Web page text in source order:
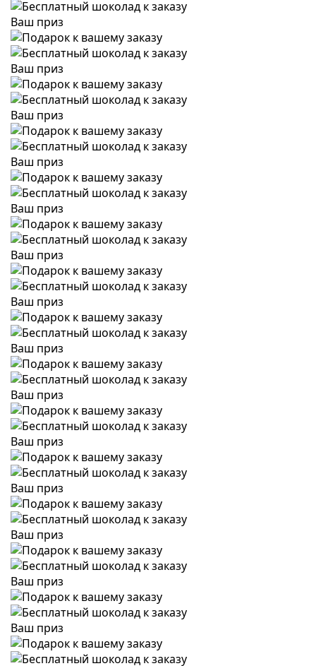
Ваш приз
Ваш приз
Ваш приз
Ваш приз
Ваш приз
Ваш приз
Ваш приз
Ваш приз
Ваш приз
Ваш приз
Ваш приз
Ваш приз
Ваш приз
Ваш приз